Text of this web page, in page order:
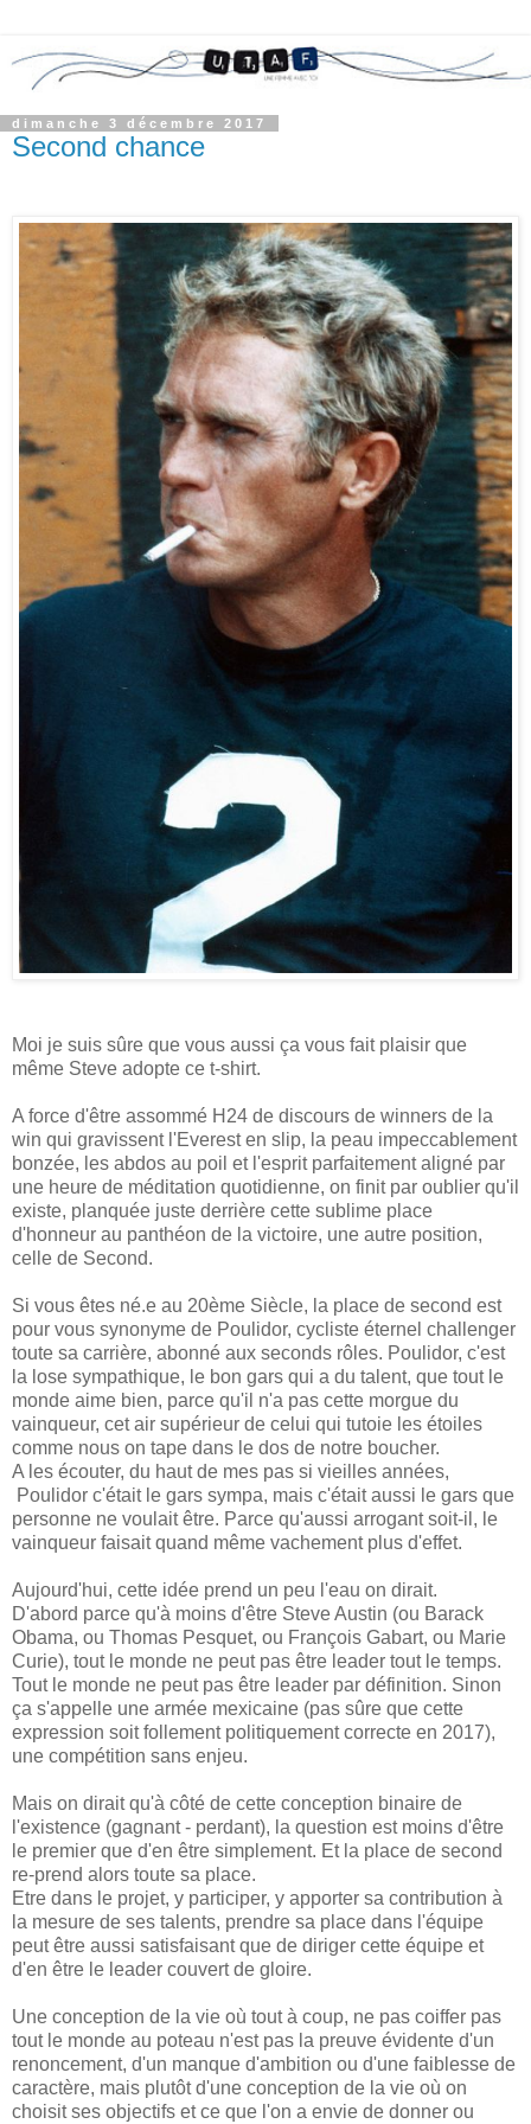
dimanche 3 décembre 2017
Second chance
Moi je suis sûre que vous aussi ça vous fait plaisir que
même Steve adopte ce t-shirt.
A force d'être assommé H24 de discours de winners de la
win qui gravissent l'Everest en slip, la peau impeccablement
bonzée, les abdos au poil et l'esprit parfaitement aligné par
une heure de méditation quotidienne, on finit par oublier qu'il
existe, planquée juste derrière cette sublime place
d'honneur au panthéon de la victoire, une autre position,
celle de Second.
Si vous êtes né.e au 20ème Siècle, la place de second est
pour vous synonyme de Poulidor, cycliste éternel challenger
toute sa carrière, abonné aux seconds rôles. Poulidor, c'est
la lose sympathique, le bon gars qui a du talent, que tout le
monde aime bien, parce qu'il n'a pas cette morgue du
vainqueur, cet air supérieur de celui qui tutoie les étoiles
comme nous on tape dans le dos de notre boucher.
A les écouter, du haut de mes pas si vieilles années,
Poulidor c'était le gars sympa, mais c'était aussi le gars que
personne ne voulait être. Parce qu'aussi arrogant soit-il, le
vainqueur faisait quand même vachement plus d'effet.
Aujourd'hui, cette idée prend un peu l'eau on dirait.
D'abord parce qu'à moins d'être Steve Austin (ou Barack
Obama, ou Thomas Pesquet, ou François Gabart, ou Marie
Curie), tout le monde ne peut pas être leader tout le temps.
Tout le monde ne peut pas être leader par définition. Sinon
ça s'appelle une armée mexicaine (pas sûre que cette
expression soit follement politiquement correcte en 2017),
une compétition sans enjeu.
Mais on dirait qu'à côté de cette conception binaire de
l'existence (gagnant - perdant), la question est moins d'être
le premier que d'en être simplement. Et la place de second
re-prend alors toute sa place.
Etre dans le projet, y participer, y apporter sa contribution à
la mesure de ses talents, prendre sa place dans l'équipe
peut être aussi satisfaisant que de diriger cette équipe et
d'en être le leader couvert de gloire.
Une conception de la vie où tout à coup, ne pas coiffer pas
tout le monde au poteau n'est pas la preuve évidente d'un
renoncement, d'un manque d'ambition ou d'une faiblesse de
caractère, mais plutôt d'une conception de la vie où on
choisit ses objectifs et ce que l'on a envie de donner ou